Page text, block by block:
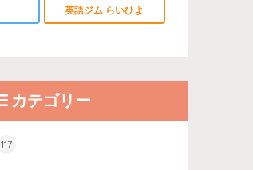
英語ジム らいひよ
カテゴリー
117